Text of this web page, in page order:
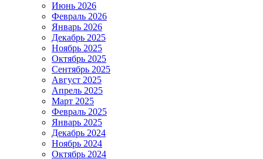
Июнь 2026
Февраль 2026
Январь 2026
Декабрь 2025
Ноябрь 2025
Октябрь 2025
Сентябрь 2025
Август 2025
Апрель 2025
Март 2025
Февраль 2025
Январь 2025
Декабрь 2024
Ноябрь 2024
Октябрь 2024